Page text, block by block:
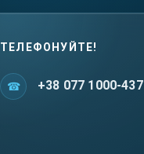
ТЕЛЕФОНУЙТЕ!
+38 077 1000-437